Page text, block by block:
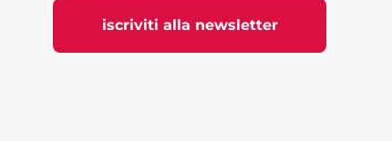
iscriviti alla newsletter